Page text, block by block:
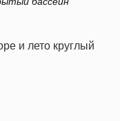
и лето круглый